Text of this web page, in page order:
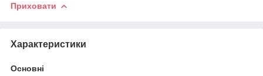
Приховати
Характеристики
Основні